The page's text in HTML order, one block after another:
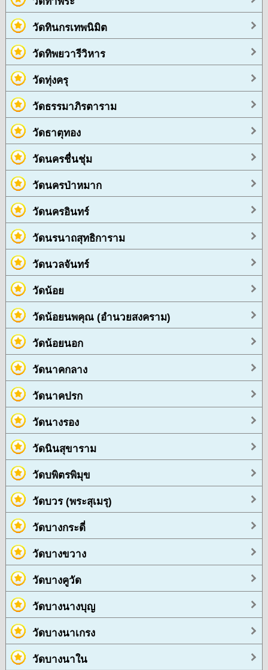
วัดทินกรเทพนิมิต
วัดทิพยวารีวิหาร
วัดทุ่งครุ
วัดธรรมาภิรตาราม
วัดธาตุทอง
วัดนครชื่นชุ่ม
วัดนครป่าหมาก
วัดนครอินทร์
วัดนรนาถสุทธิการาม
วัดนวลจันทร์
วัดน้อย
วัดน้อยนพคุณ (อำนวยสงคราม)
วัดน้อยนอก
วัดนาคกลาง
วัดนาคปรก
วัดนางรอง
วัดนินสุขาราม
วัดบพิตรพิมุข
วัดบวร (พระสุเมรุ)
วัดบางกระดี่
วัดบางขวาง
วัดบางคูวัด
วัดบางนางบุญ
วัดบางนาเกรง
วัดบางนาใน